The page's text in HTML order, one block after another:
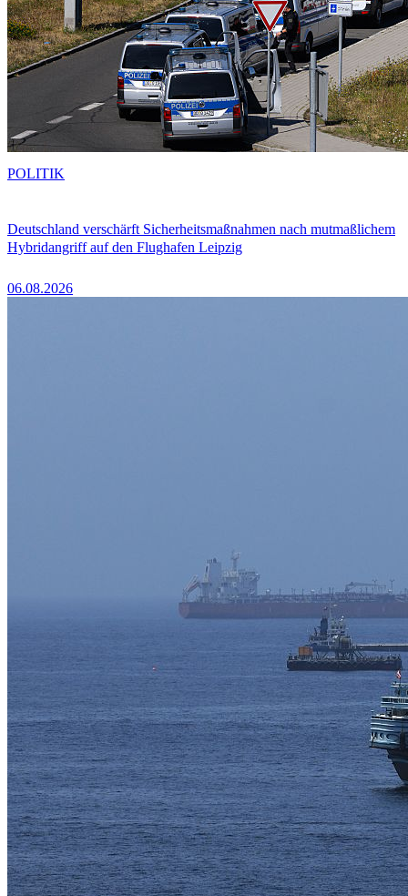
Deutschland verschärft Sicherheitsmaßnahmen nach mutmaßlichem
Hybridangriff auf den Flughafen Leipzig
06.08.2026
POLITIK